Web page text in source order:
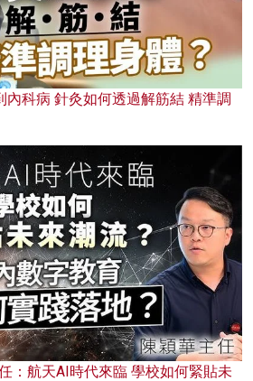
內科病 針灸如何透過解筋結 精準調
：航天AI時代來臨 學校如何緊貼未